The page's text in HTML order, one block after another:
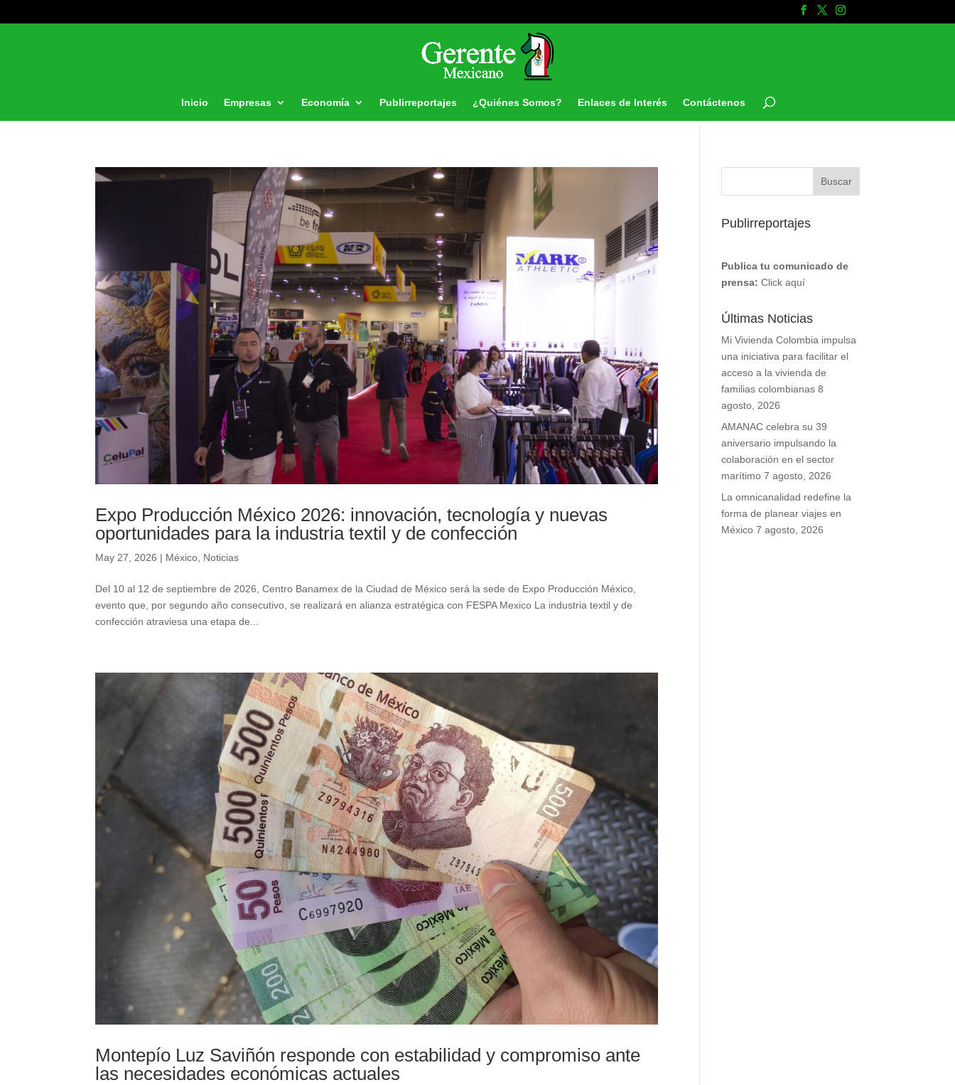
Inicio Empresas Economía Publirreportajes ¿Quiénes Somos? Enlaces de Interés Contáctenos
Expo Producción México 2026: innovación, tecnología y nuevas
oportunidades para la industria textil y de confección
May 27, 2026 | México Noticias
Del 10 al 12 de septiembre de 2026, Centro Banamex de la Ciudad de México será la sede de Expo Producción México,
evento que, por segundo año consecutivo, se realizará en alianza estratégica con FESPA Mexico La industria textil y de
confección atraviesa una etapa de...
Montepío Luz Saviñón responde con estabilidad y compromiso ante
las necesidades económicas actuales
Publirreportajes
Publica tu comunicado de
prensa: Click aquí
Últimas Noticias
Mi Vivienda Colombia impulsa
una iniciativa para facilitar el
acceso a la vivienda de
familias colombianas 8
agosto, 2026
AMANAC celebra su 39
aniversario impulsando la
colaboración en el sector
marítimo 7 agosto, 2026
La omnicanalidad redefine la
forma de planear viajes en
México 7 agosto, 2026